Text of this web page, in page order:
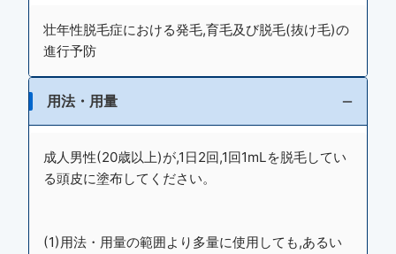
壮年性脱毛症における発毛,育毛及び脱毛(抜け毛)の
進行予防
用法・用量
成人男性(20歳以上)が,1日2回,1回1mLを脱毛してい
る頭皮に塗布してください。
(1)用法・用量の範囲より多量に使用しても,あるい